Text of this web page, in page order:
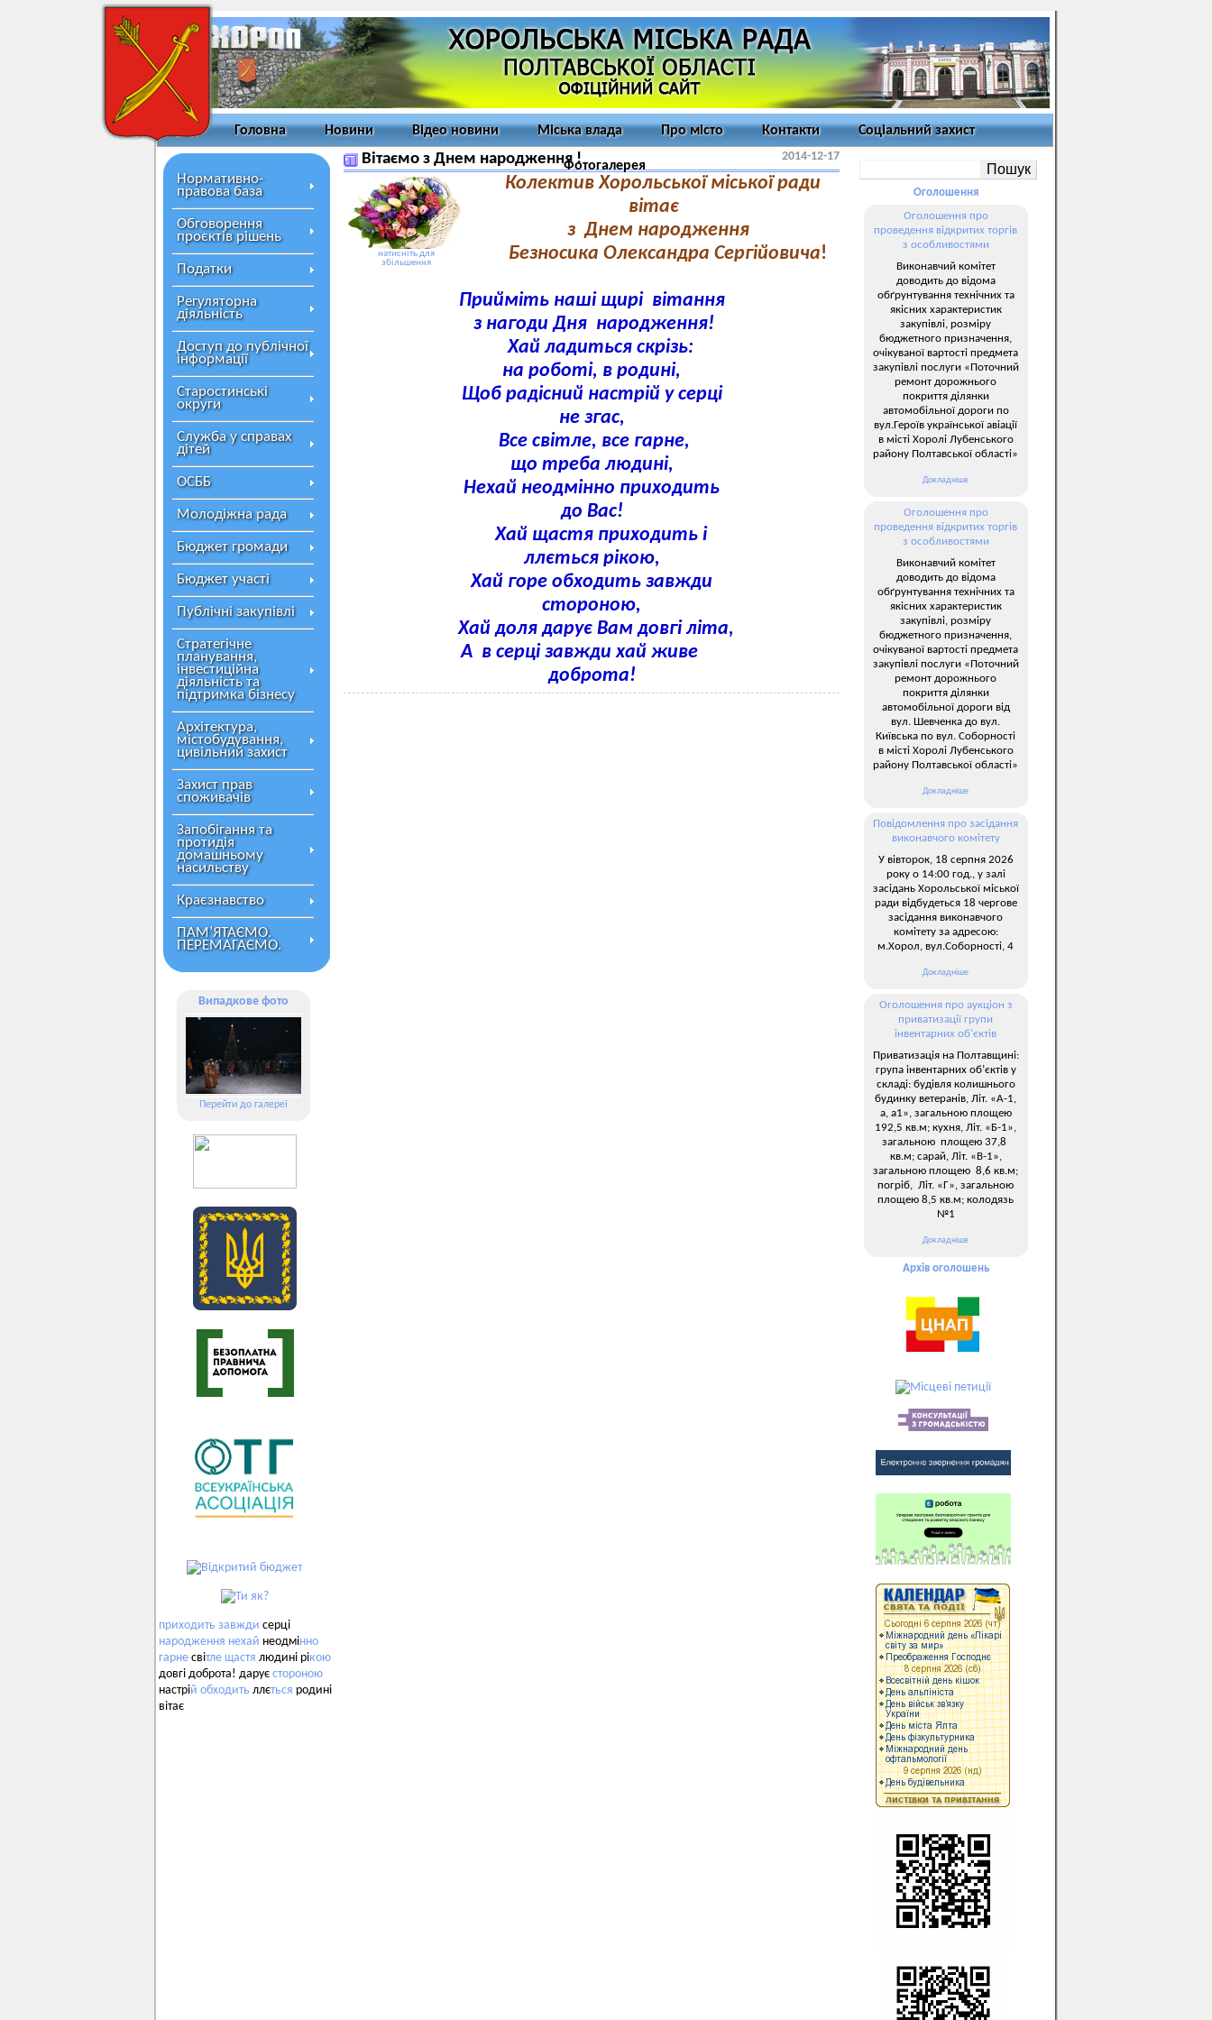
Головна Новини Відео новини Міська влада Про місто Контакти Соціальний захист
Фотогалерея
Нормативно-
правова база
Обговорення
проєктів рішень
Податки
Регуляторна
діяльність
Доступ до публічної
інформації
Старостинські
округи
Служба у справах
дітей
ОСББ
Молодіжна рада
Бюджет громади
Бюджет участі
Публічні закупівлі
Стратегічне
планування,
інвестиційна
діяльність та
підтримка бізнесу
Архітектура,
містобудування,
цивільний захист
Захист прав
споживачів
Запобігання та
протидія
домашньому
насильству
Краєзнавство
ПАМ’ЯТАЄМО.
ПЕРЕМАГАЄМО.
Випадкове фото
Перейти до галереї
приходить завжди серці
народження нехай неодмінно
гарне світле щастя людині рікою
довгі доброта! дарує стороною
настрій обходить ллється родині
вітає
Вітаємо з Днем народження ! 2014-12-17
натисніть для
збільшення
Колектив Хорольської міської ради
вітає
з Днем народження
Безносика Олександра Сергійовича!
Прийміть наші щирі вітання
з нагоди Дня народження!
Хай ладиться скрізь:
на роботі, в родині,
Щоб радісний настрій у серці
не згас,
Все світле, все гарне,
що треба людині,
Нехай неодмінно приходить
до Вас!
Хай щастя приходить і
ллється рікою,
Хай горе обходить завжди
стороною,
Хай доля дарує Вам довгі літа,
А в серці завжди хай живе
доброта!
Оголошення
Оголошення про
проведення відкритих торгів
з особливостями
Виконавчий комітет
доводить до відома
обґрунтування технічних та
якісних характеристик
закупівлі, розміру
бюджетного призначення,
очікуваної вартості предмета
закупівлі послуги «Поточний
ремонт дорожнього
покриття ділянки
автомобільної дороги по
вул.Героїв української авіації
в місті Хоролі Лубенського
району Полтавської області»
Докладніше
Оголошення про
проведення відкритих торгів
з особливостями
Виконавчий комітет
доводить до відома
обґрунтування технічних та
якісних характеристик
закупівлі, розміру
бюджетного призначення,
очікуваної вартості предмета
закупівлі послуги «Поточний
ремонт дорожнього
покриття ділянки
автомобільної дороги від
вул. Шевченка до вул.
Київська по вул. Соборності
в місті Хоролі Лубенського
району Полтавської області»
Докладніше
Повідомлення про засідання
виконавчого комітету
У вівторок, 18 серпня 2026
року о 14:00 год., у залі
засідань Хорольської міської
ради відбудеться 18 чергове
засідання виконавчого
комітету за адресою:
м.Хорол, вул.Соборності, 4
Докладніше
Оголошення про аукціон з
приватизації групи
інвентарних об’єктів
Приватизація на Полтавщині:
група інвентарних об’єктів у
складі: будівля колишнього
будинку ветеранів, Літ. «А-1,
а, а1», загальною площею
192,5 кв.м; кухня, Літ. «Б-1»,
загальною площею 37,8
кв.м; сарай, Літ. «В-1»,
загальною площею 8,6 кв.м;
погріб, Літ. «Г», загальною
площею 8,5 кв.м; колодязь
№1
Докладніше
Архів оголошень